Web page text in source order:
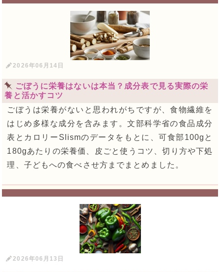
2026年06月14日
ごぼうに栄養はないは本当？成分表で見る実際の栄
養と活かすコツ
ごぼうは栄養がないと思われがちですが、食物繊維を
はじめ多様な成分を含みます。文部科学省の食品成分
表とカロリーSlismのデータをもとに、可食部100gと
180gあたりの栄養価、皮ごと使うコツ、切り方や下処
理、子どもへの食べさせ方までまとめました。
2026年06月13日